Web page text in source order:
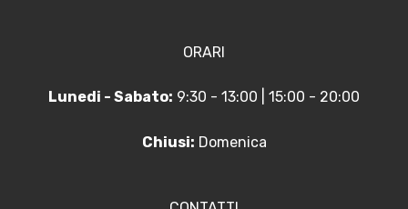
ORARI
Lunedi - Sabato: 9:30 - 13:00 | 15:00 - 20:00
Chiusi: Domenica